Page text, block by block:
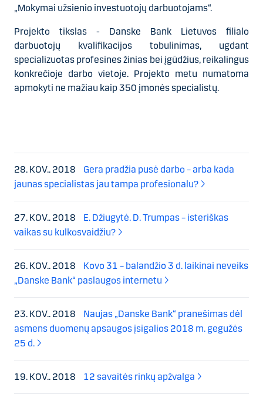
„Mokymai užsienio investuotojų darbuotojams“.
Projekto tikslas - Danske Bank Lietuvos filialo
darbuotojų kvalifikacijos tobulinimas, ugdant
specializuotas profesines žinias bei įgūdžius, reikalingus
konkrečioje darbo vietoje. Projekto metu numatoma
apmokyti ne mažiau kaip 350 įmonės specialistų.
28. KOV.. 2018
Gera pradžia pusė darbo – arba kada
jaunas specialistas jau tampa profesionalu?
27. KOV.. 2018
E. Džiugytė. D. Trumpas – isteriškas
vaikas su kulkosvaidžiu?
26. KOV.. 2018
Kovo 31 – balandžio 3 d. laikinai neveiks
„Danske Bank“ paslaugos internetu
23. KOV.. 2018
Naujas „Danske Bank“ pranešimas dėl
asmens duomenų apsaugos įsigalios 2018 m. gegužės
25 d.
19. KOV.. 2018 12 savaitės rinkų apžvalga